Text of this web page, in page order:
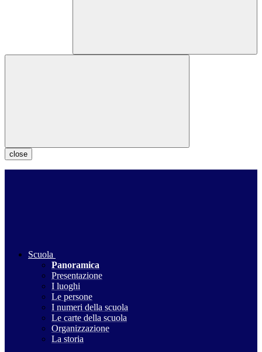
close
Scuola
Panoramica
Presentazione
I luoghi
Le persone
I numeri della scuola
Le carte della scuola
Organizzazione
La storia